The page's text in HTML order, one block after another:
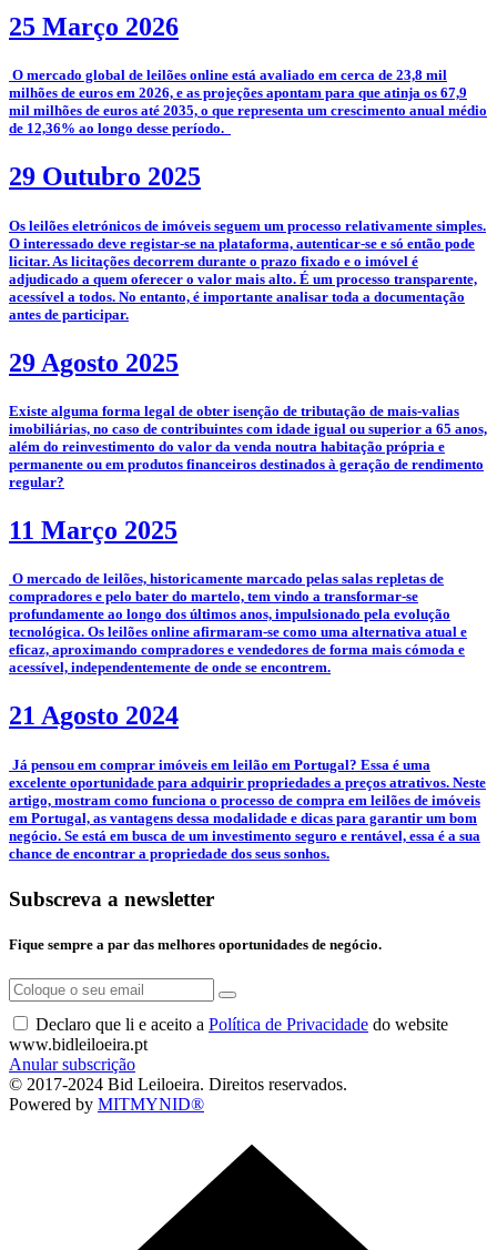
25 Março 2026
­­ O mercado global de leilões online está avaliado em cerca de 23,8 mil
milhões de euros em 2026, e as projeções apontam para que atinja os 67,9
mil milhões de euros até 2035, o que representa um crescimento anual médio
de 12,36% ao longo desse período.
29 Outubro 2025
­­Os leilões eletrónicos de imóveis seguem um processo relativamente simples.
O interessado deve registar-se na plataforma, autenticar-se e só então pode
licitar. As licitações decorrem durante o prazo fixado e o imóvel é
adjudicado a quem oferecer o valor mais alto. É um processo transparente,
acessível a todos. No entanto, é importante analisar toda a documentação
antes de participar.
29 Agosto 2025
­Existe alguma forma legal de obter isenção de tributação de mais-valias
imobiliárias, no caso de contribuintes com idade igual ou superior a 65 anos,
além do reinvestimento do valor da venda noutra habitação própria e
permanente ou em produtos financeiros destinados à geração de rendimento
regular?
11 Março 2025
­­­­ O mercado de leilões, historicamente marcado pelas salas repletas de
compradores e pelo bater do martelo, tem vindo a transformar-se
profundamente ao longo dos últimos anos, impulsionado pela evolução
tecnológica. Os leilões online afirmaram-se como uma alternativa atual e
eficaz, aproximando compradores e vendedores de forma mais cómoda e
acessível, independentemente de onde se encontrem.
21 Agosto 2024
­ Já pensou em comprar imóveis em leilão em Portugal? Essa é uma
excelente oportunidade para adquirir propriedades a preços atrativos. Neste
artigo, mostram como funciona o processo de compra em leilões de imóveis
em Portugal, as vantagens dessa modalidade e dicas para garantir um bom
negócio. Se está em busca de um investimento seguro e rentável, essa é a sua
chance de encontrar a propriedade dos seus sonhos.
Subscreva a newsletter
Fique sempre a par das melhores oportunidades de negócio.
Declaro que li e aceito a Política de Privacidade do website
www.bidleiloeira.pt
Anular subscrição
© 2017-2024 Bid Leiloeira. Direitos reservados.
Powered by MITMYNID®